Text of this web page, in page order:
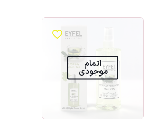
اتمام
موجودی